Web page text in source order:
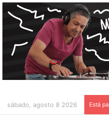
sábado, agosto 8 2026 Está